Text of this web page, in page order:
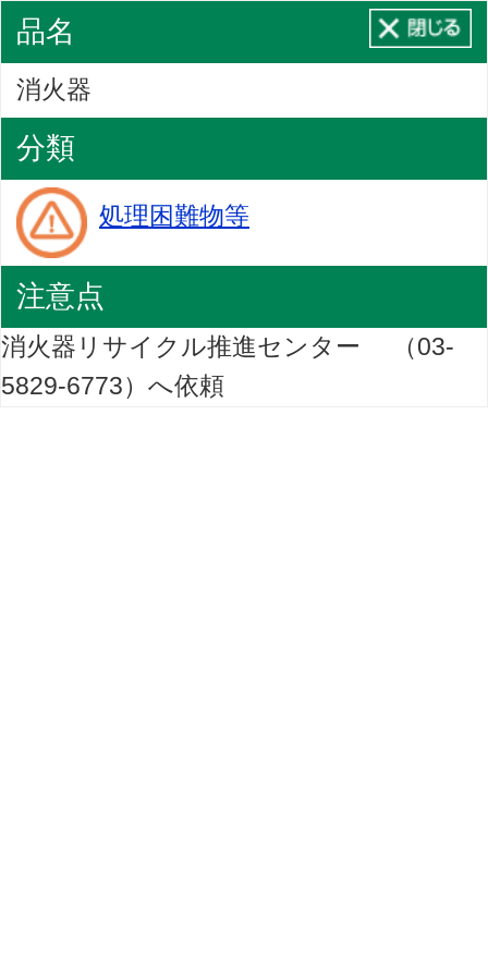
品名
消火器
分類
処理困難物等
注意点
消火器リサイクル推進センター （03-
5829-6773）へ依頼